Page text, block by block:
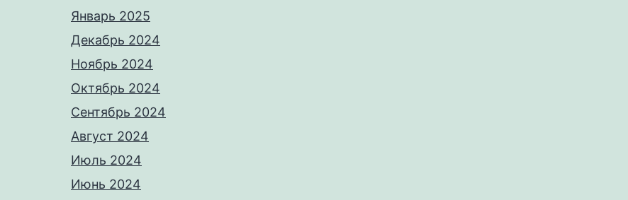
Январь 2025
Декабрь 2024
Ноябрь 2024
Октябрь 2024
Сентябрь 2024
Август 2024
Июль 2024
Июнь 2024